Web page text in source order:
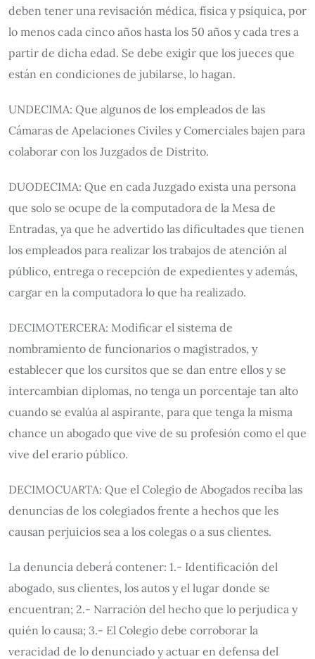
deben tener una revisación médica, física y psíquica, por
lo menos cada cinco años hasta los 50 años y cada tres a
partir de dicha edad. Se debe exigir que los jueces que
están en condiciones de jubilarse, lo hagan.
UNDECIMA: Que algunos de los empleados de las
Cámaras de Apelaciones Civiles y Comerciales bajen para
colaborar con los Juzgados de Distrito.
DUODECIMA: Que en cada Juzgado exista una persona
que solo se ocupe de la computadora de la Mesa de
Entradas, ya que he advertido las dificultades que tienen
los empleados para realizar los trabajos de atención al
público, entrega o recepción de expedientes y además,
cargar en la computadora lo que ha realizado.
DECIMOTERCERA: Modificar el sistema de
nombramiento de funcionarios o magistrados, y
establecer que los cursitos que se dan entre ellos y se
intercambian diplomas, no tenga un porcentaje tan alto
cuando se evalúa al aspirante, para que tenga la misma
chance un abogado que vive de su profesión como el que
vive del erario público.
DECIMOCUARTA: Que el Colegio de Abogados reciba las
denuncias de los colegiados frente a hechos que les
causan perjuicios sea a los colegas o a sus clientes.
La denuncia deberá contener: 1.- Identificación del
abogado, sus clientes, los autos y el lugar donde se
encuentran; 2.- Narración del hecho que lo perjudica y
quién lo causa; 3.- El Colegio debe corroborar la
veracidad de lo denunciado y actuar en defensa del